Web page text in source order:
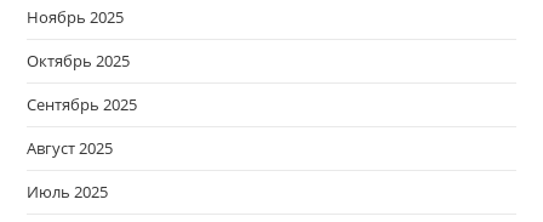
Ноябрь 2025
Октябрь 2025
Сентябрь 2025
Август 2025
Июль 2025